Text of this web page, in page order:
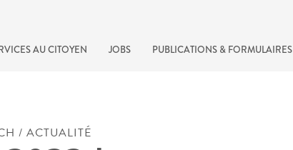
AU CITOYEN JOBS PUBLICATIONS & FORMULAIRES
/ ACTUALITÉ